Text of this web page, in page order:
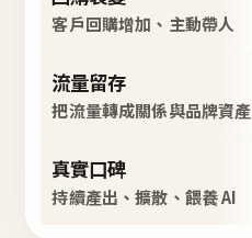
客戶回購增加、主動帶人
流量留存
把流量轉成關係與品牌資產
真實口碑
持續產出、擴散、餵養 AI